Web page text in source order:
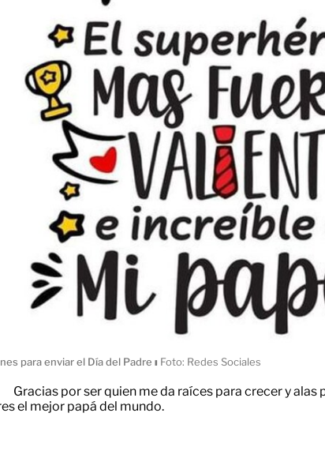
para enviar el Día del Padre ı Foto: Redes Sociales
Gracias por ser quien me da raíces para crecer y alas
el mejor papá del mundo.